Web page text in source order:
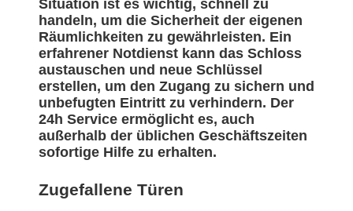
Situation ist es wichtig, schnell zu
handeln, um die Sicherheit der eigenen
Räumlichkeiten zu gewährleisten. Ein
erfahrener Notdienst kann das Schloss
austauschen und neue Schlüssel
erstellen, um den Zugang zu sichern und
unbefugten Eintritt zu verhindern. Der
24h Service ermöglicht es, auch
außerhalb der üblichen Geschäftszeiten
sofortige Hilfe zu erhalten.
Zugefallene Türen